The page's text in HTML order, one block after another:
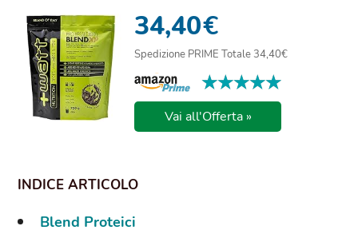
PROTEINE...
34,40€
Spedizione PRIME Totale 34,40€
★★★★★
★★★★★
Vai all'Offerta »
Blend Proteici